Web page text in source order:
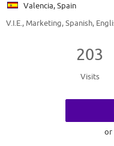
Valencia, Spain
V.I.E., Marketing, Spanish,
203
Visits
or